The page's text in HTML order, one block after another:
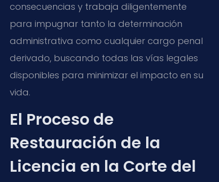
consecuencias y trabaja diligentemente
para impugnar tanto la determinación
administrativa como cualquier cargo penal
derivado, buscando todas las vías legales
disponibles para minimizar el impacto en su
vida.
El Proceso de
Restauración de la
Licencia en la Corte del